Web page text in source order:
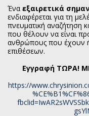
Ένα εξαιρετικά
ενδιαφέρεται για τη
πνευματική αναζήτηση
που θέλουν να είναι
ανθρώπους που έχουν ή
επιθέσεων.
Εγγραφή ΤΩΡΑ!
https://